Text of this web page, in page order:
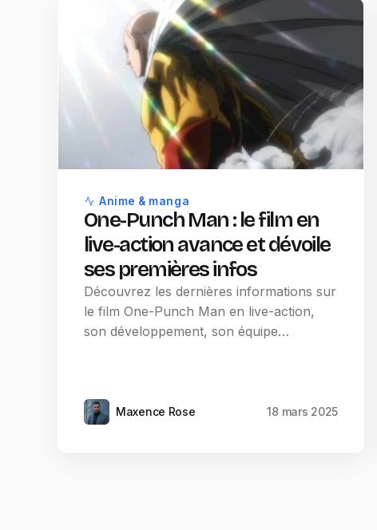
Anime & manga
One-Punch Man : le film en
live-action avance et dévoile
ses premières infos
Découvrez les dernières informations sur
le film One-Punch Man en live-action,
son développement, son équipe…
Maxence Rose 18 mars 2025